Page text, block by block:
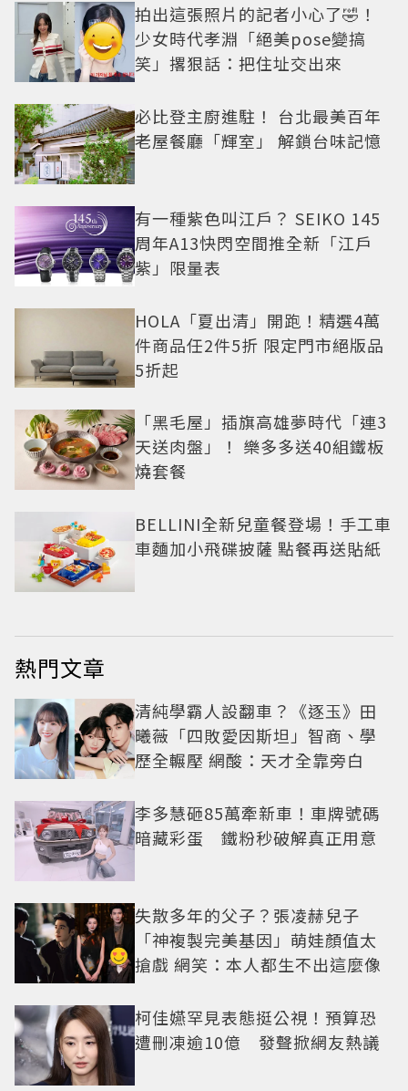
拍出這張照片的記者小心了🤣！
少女時代孝淵「絕美pose變搞
笑」撂狠話：把住址交出來
必比登主廚進駐！ 台北最美百年
老屋餐廳「輝室」 解鎖台味記憶
有一種紫色叫江戶？ SEIKO 145
周年A13快閃空間推全新「江戶
紫」限量表
HOLA「夏出清」開跑！精選4萬
件商品任2件5折 限定門市絕版品
5折起
「黑毛屋」插旗高雄夢時代「連3
天送肉盤」！ 樂多多送40組鐵板
燒套餐
BELLINI全新兒童餐登場！手工車
車麵加小飛碟披薩 點餐再送貼紙
熱門文章
清純學霸人設翻車？《逐玉》田
曦薇「四敗愛因斯坦」智商、學
歷全輾壓 網酸：天才全靠旁白
李多慧砸85萬牽新車！車牌號碼
暗藏彩蛋 鐵粉秒破解真正用意
失散多年的父子？張凌赫兒子
「神複製完美基因」萌娃顏值太
搶戲 網笑：本人都生不出這麼像
柯佳嬿罕見表態挺公視！預算恐
遭刪凍逾10億 發聲掀網友熱議